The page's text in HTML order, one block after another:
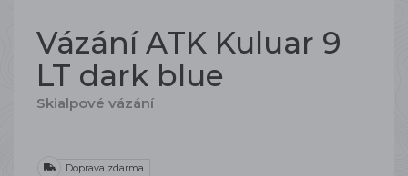
Vázání ATK Kuluar 9
LT dark blue
Skialpové vázání
Doprava zdarma